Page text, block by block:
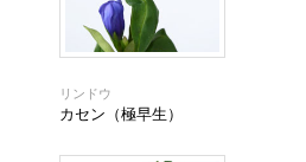
リンドウ
カセン（極早生）